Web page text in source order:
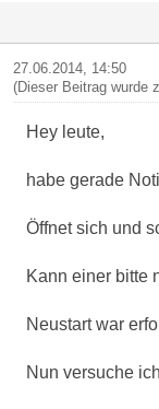
27.06.2014, 14:50
(Dieser Beitrag wurde
Hey leute,
habe gerade
Öffnet sich und
Kann einer bitte
Neustart war
Nun versuche